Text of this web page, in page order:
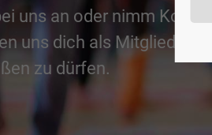
uns an oder nimm
uns dich als Mitglied in
zu dürfen.